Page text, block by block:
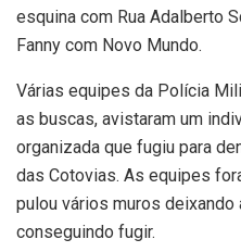
esquina com Rua Adalberto
Fanny com Novo Mundo.
Várias equipes da Polícia
as buscas, avistaram um
organizada que fugiu para
das Cotovias. As equipes
pulou vários muros deixando
conseguindo fugir.